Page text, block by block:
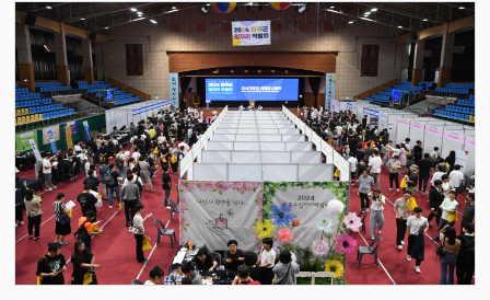
가졌다 . 안형숙 지역활력과장은 “ 이번 배움 여행이 완주군 공동체 간의 교
류를 확장하고 공동체가 앞으로 나아가야할 방향에 대하여 고민하는 계기가
됐길 바란다 ” 며 “ 공동체가 활성으로 지역사회에 활력을 일으키기 위해 최선
을 다하겠다 ” 고 말했다 . <담당부서 지역활력과 290-2452>